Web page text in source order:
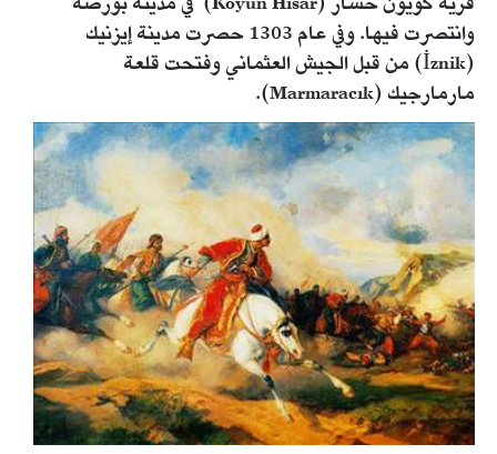
وانتصرت فيها. وفي عام 1303 حصرت مدينة إيزنيك
(İznik) من قبل الجيش العثماني وفتحت قلعة
مارمارجيك (Marmaracık).